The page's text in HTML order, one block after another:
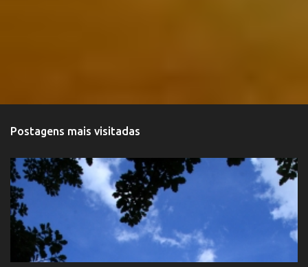
Postagens mais visitadas